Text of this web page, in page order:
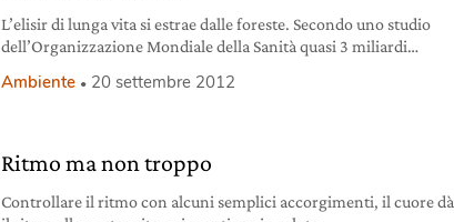
L’elisir di lunga vita si estrae dalle foreste. Secondo uno studio
dell’Organizzazione Mondiale della Sanità quasi 3 miliardi
Ambiente 20 settembre 2012
Ritmo ma non troppo
Controllare il ritmo con alcuni semplici accorgimenti, il cuore dà